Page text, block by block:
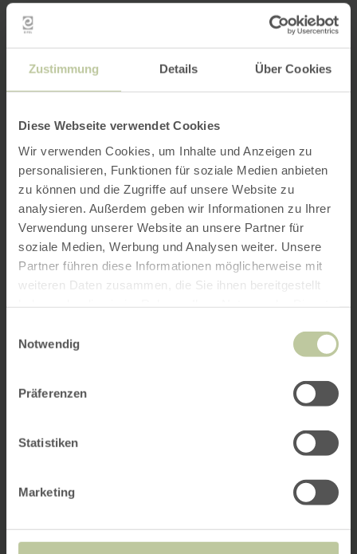
Zustimmung Details Über Cookies
Diese Webseite verwendet Cookies
Wir verwenden Cookies, um Inhalte und Anzeigen zu
personalisieren, Funktionen für soziale Medien anbieten
zu können und die Zugriffe auf unsere Website zu
analysieren. Außerdem geben wir Informationen zu Ihrer
Verwendung unserer Website an unsere Partner für
soziale Medien, Werbung und Analysen weiter. Unsere
Partner führen diese Informationen möglicherweise mit
weiteren Daten zusammen, die Sie ihnen bereitgestellt
Notwendig
Präferenzen
Statistiken
Marketing